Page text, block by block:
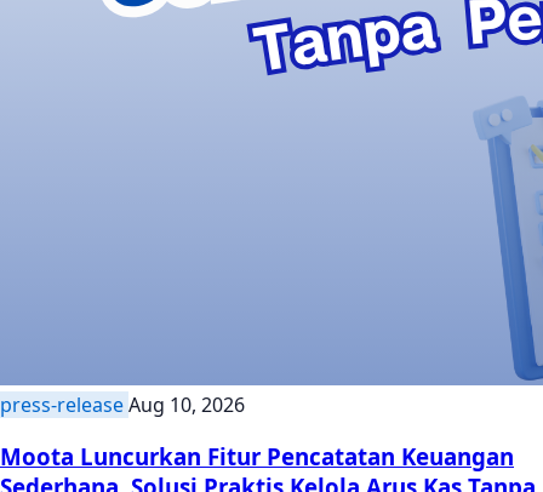
press-releaseAug 10, 2026
Moota Luncurkan Fitur Pencatatan Keuangan